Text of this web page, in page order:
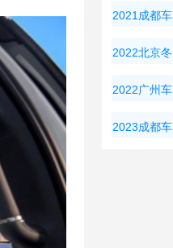
展周边
2021成都车
展
2022北京冬
奥会
2022广州车
展
2023成都车